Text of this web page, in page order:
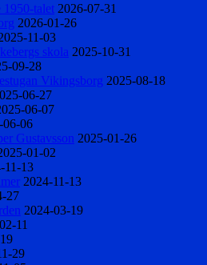
talet 2026-07-31
2026-01-26
11-03
skola 2025-10-31
09-28
Vikingsborg 2025-08-18
06-27
06-07
06-06
Gustavsson 2025-01-26
01-02
11-13
2024-11-13
27
2024-03-19
11
29